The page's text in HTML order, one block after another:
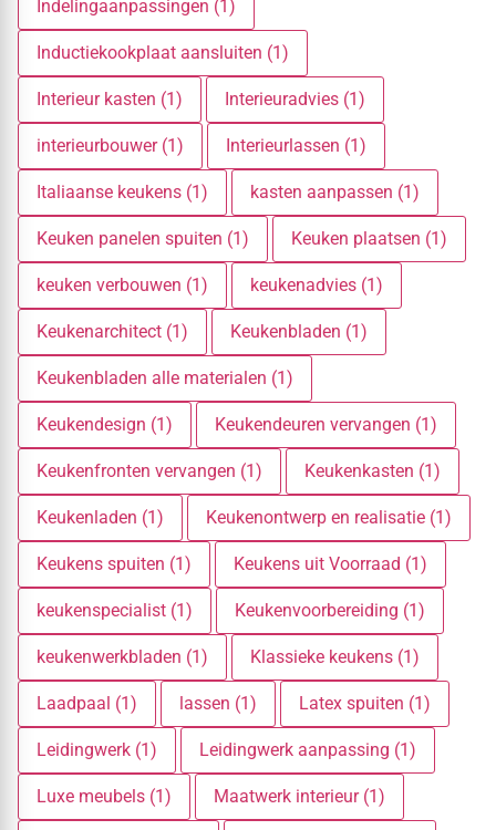
Indelingaanpassingen (1)
Inductiekookplaat aansluiten (1)
Interieur kasten (1) Interieuradvies (1)
interieurbouwer (1) Interieurlassen (1)
Italiaanse keukens (1) kasten aanpassen (1)
Keuken panelen spuiten (1) Keuken plaatsen (1)
keuken verbouwen (1) keukenadvies (1)
Keukenarchitect (1) Keukenbladen (1)
Keukenbladen alle materialen (1)
Keukendesign (1) Keukendeuren vervangen (1)
Keukenfronten vervangen (1) Keukenkasten (1)
Keukenladen (1) Keukenontwerp en realisatie (1)
Keukens spuiten (1) Keukens uit Voorraad (1)
keukenspecialist (1) Keukenvoorbereiding (1)
keukenwerkbladen (1) Klassieke keukens (1)
Laadpaal (1) lassen (1) Latex spuiten (1)
Leidingwerk (1) Leidingwerk aanpassing (1)
Luxe meubels (1) Maatwerk interieur (1)